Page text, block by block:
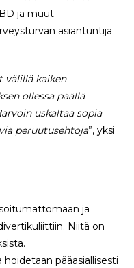
ja muut
asiantuntija
välillä kaiken
ollessa päällä
uskaltaa sopia
peruutusehtoja”, yksi
ja
Niitä on
pääasiallisesti